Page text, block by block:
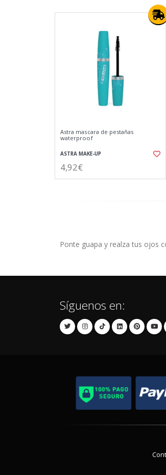
Astra mascara de pestañas
waterproof
ASTRA MAKE-UP
4,92€
Ponte guapa y realza tus ojos
Síguenos en: